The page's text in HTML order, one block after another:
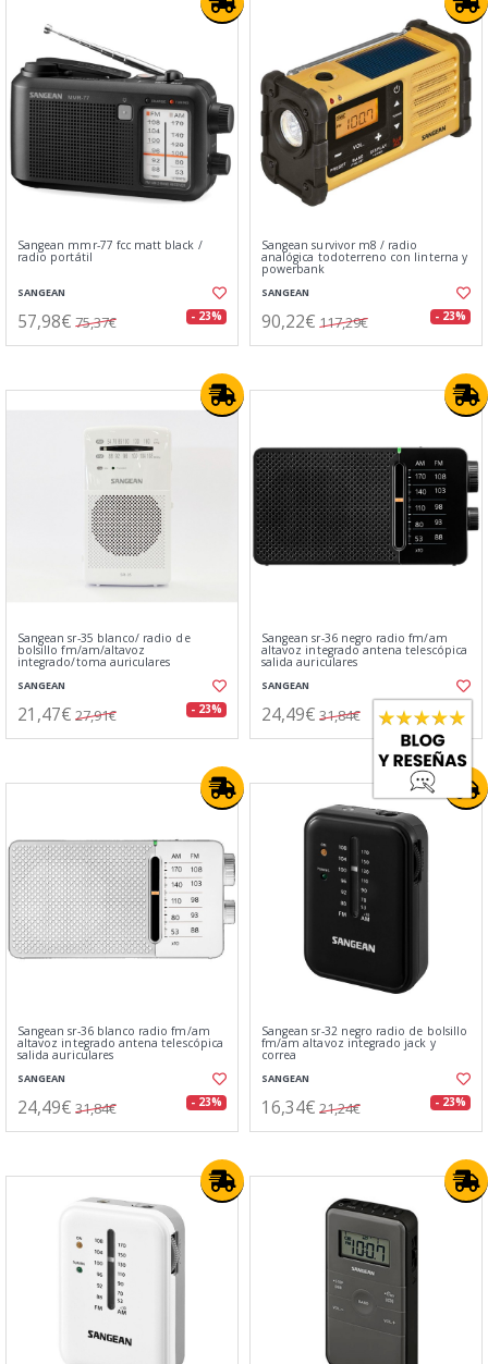
Sangean mmr-77 fcc matt black /
radio portátil
SANGEAN
57,98€ 75,37€ - 23%
Sangean survivor m8 / radio
analógica todoterreno con linterna y
powerbank
SANGEAN
90,22€ 117,29€ - 23%
Sangean sr-35 blanco/ radio de
bolsillo fm/am/altavoz
integrado/toma auriculares
SANGEAN
21,47€ 27,91€ - 23%
Sangean sr-36 negro radio fm/am
altavoz integrado antena telescópica
salida auriculares
SANGEAN
24,49€ 31,84€ - 23%
Sangean sr-36 blanco radio fm/am
altavoz integrado antena telescópica
salida auriculares
SANGEAN
24,49€ 31,84€ - 23%
Sangean sr-32 negro radio de bolsillo
fm/am altavoz integrado jack y
correa
SANGEAN
16,34€ 21,24€ - 23%